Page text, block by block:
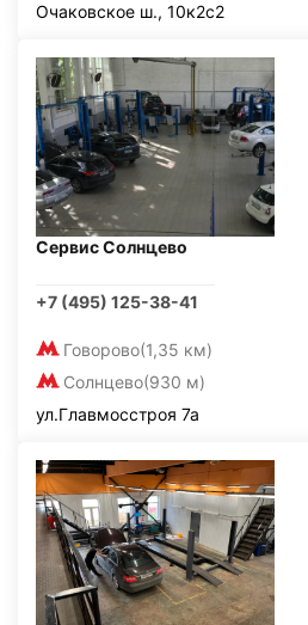
Очаковское ш., 10к2с2
Сервис Солнцево
+7 (495) 125-38-41
Говорово(1,35 км)
Солнцево(930 м)
ул.Главмосстроя 7а